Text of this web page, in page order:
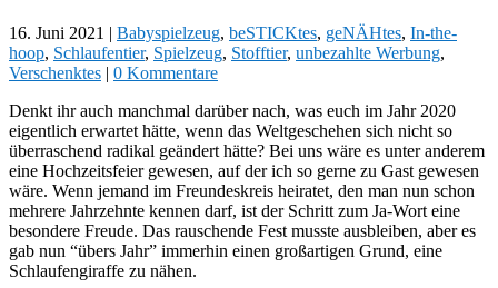
16. Juni 2021 | Babyspielzeug, beSTICKtes, geNÄHtes, In-the-
hoop, Schlaufentier, Spielzeug, Stofftier, unbezahlte Werbung,
Verschenktes | 0 Kommentare
Denkt ihr auch manchmal darüber nach, was euch im Jahr 2020
eigentlich erwartet hätte, wenn das Weltgeschehen sich nicht so
überraschend radikal geändert hätte? Bei uns wäre es unter anderem
eine Hochzeitsfeier gewesen, auf der ich so gerne zu Gast gewesen
wäre. Wenn jemand im Freundeskreis heiratet, den man nun schon
mehrere Jahrzehnte kennen darf, ist der Schritt zum Ja-Wort eine
besondere Freude. Das rauschende Fest musste ausbleiben, aber es
gab nun “übers Jahr” immerhin einen großartigen Grund, eine
Schlaufengiraffe zu nähen.